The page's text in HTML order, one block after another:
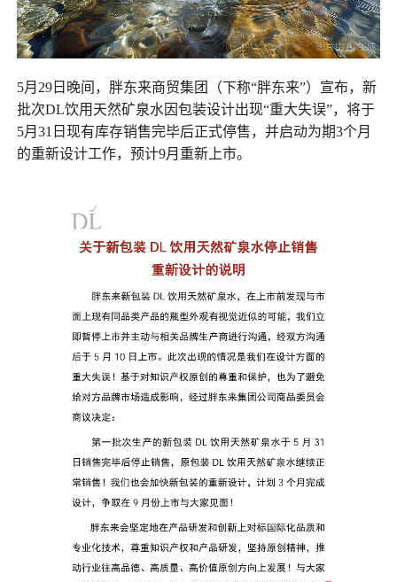
5月29日晚间，胖东来商贸集团（下称“胖东来”）宣布，新
批次DL饮用天然矿泉水因包装设计出现“重大失误”，将于
5月31日现有库存销售完毕后正式停售，并启动为期3个月
的重新设计工作，预计9月重新上市。